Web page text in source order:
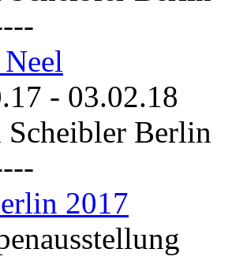
- 03.02.18
Scheibler Berlin
2017